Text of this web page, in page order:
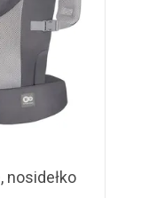
nosidełko